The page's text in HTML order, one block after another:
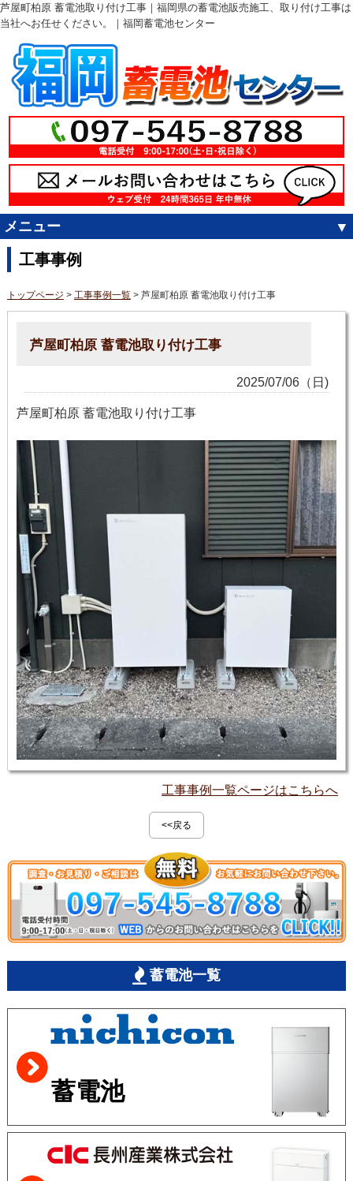
芦屋町柏原 蓄電池取り付け工事｜福岡県の蓄電池販売施工、取り付け工事は
当社へお任せください。｜福岡蓄電池センター
メニュー
工事事例
トップページ > 工事事例一覧> 芦屋町柏原 蓄電池取り付け工事
芦屋町柏原 蓄電池取り付け工事
2025/07/06（日)
芦屋町柏原 蓄電池取り付け工事
工事事例一覧ページはこちらへ
<<戻る
蓄電池一覧
蓄電池